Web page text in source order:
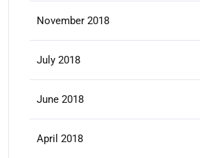
November 2018
July 2018
June 2018
April 2018